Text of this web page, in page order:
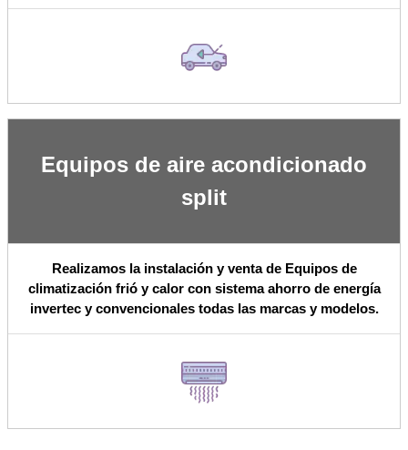
Equipos de aire acondicionado
split
Realizamos la instalación y venta de Equipos de
climatización frió y calor con sistema ahorro de energía
invertec y convencionales todas las marcas y modelos.